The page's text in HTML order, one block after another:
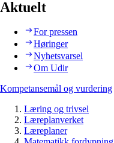
Aktuelt
For pressen
Høringer
Nyhetsvarsel
Om Udir
Kompetansemål og vurdering
Læring og trivsel
Læreplanverket
Læreplaner